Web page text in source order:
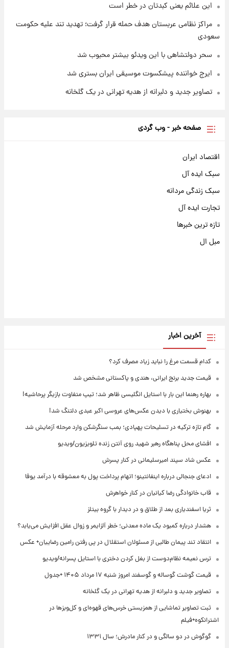
این علائم یعنی کبدتان در خطر است
مراکز نظامی عربستان هدف حمله قرار گرفت؛ تهدید تند علیه حکومت
سعودی
سحر دولتشاهی با این ویدئو بیشتر محبوب شد
ایرج خواننده پیشکسوت موسیقی ایران بستری شد
تصاویر جدید و دلبرانه از هدیه تهرانی در یک گلخانه
صفحه خبر - وب گردی
اقتصاد ایران
سبک ایده آل
سبک زندگی مردانه
تجارت ایده آل
تازه ترین خبرها
مبل ال
آخرین اخبار
کدام قسمت مرغ را نباید زیاد مصرف کرد؟
قیمت جدید برنج ایرانی، هندی و پاکستانی مشخص شد
بهاره رهنما این بار با استایل انگلیسی ظاهر شد؛ تیپ متفاوت بازیگر پرحاشیه!
بهنوش بختیاری با دیدن عکس‌های عروسی اکبر عبدی دلتنگ شد!
گام تازه ترکیه در تسلیحات پهپادی؛ بمب سنگرشکن وارد مرحله آزمایش شد
افشای محل پناهگاه‌ رهبر شهید روی آنتن زنده تلویزیون/ویدیو
عکس شاد سپند امیرسلیمانی در کنار پسرش
ادعای جنجالی درباره اینفانتینو؛ اتهام پرداخت پول به معشوقه با درآمد یوفا
قاب خانوادگی رضا کیانیان در کنار خواهرش
ثریا اسفندیاری بعد از طلاق و در دیدار با گروه بیتلز
هشدار درباره کمبود یک ماده معدنی؛ خطر آلزایمر و زوال عقل افزایش می‌یابد؟
انتقاد تند پیمان طالبی از مسئولان استقلال در پی رفتن رامین رضاییان+ عکس
ترس نعیمه نظام‌دوست از بغل کردن دختری با استایل پسرانه/ویدیو
قیمت گوشت گوساله و گوسفند امروز شنبه ۱۷ مرداد ۱۴۰۵ +جدول
تصاویر جدید و دلبرانه از هدیه تهرانی در یک گلخانه
ثبت تصاویر تماشایی از همزیستی خرس‌های قهوه‌ای و کل‌وبزها در
اشترانکوه+فیلم
گوگوش در دو سالگی و در کنار مادرش؛ سال ۱۳۳۱